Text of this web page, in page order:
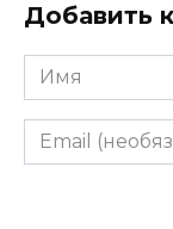
Добавить
Имя
Email